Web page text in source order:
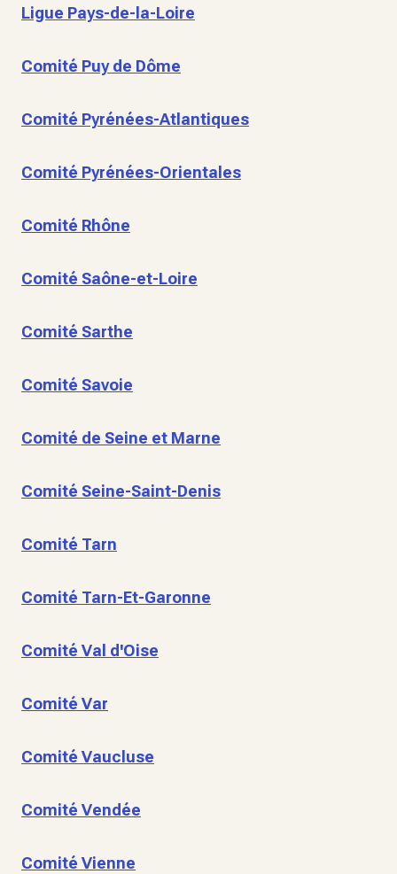
Ligue Pays-de-la-Loire
Comité Puy de Dôme
Comité Pyrénées-Atlantiques
Comité Pyrénées-Orientales
Comité Rhône
Comité Saône-et-Loire
Comité Sarthe
Comité Savoie
Comité de Seine et Marne
Comité Seine-Saint-Denis
Comité Tarn
Comité Tarn-Et-Garonne
Comité Val d'Oise
Comité Var
Comité Vaucluse
Comité Vendée
Comité Vienne